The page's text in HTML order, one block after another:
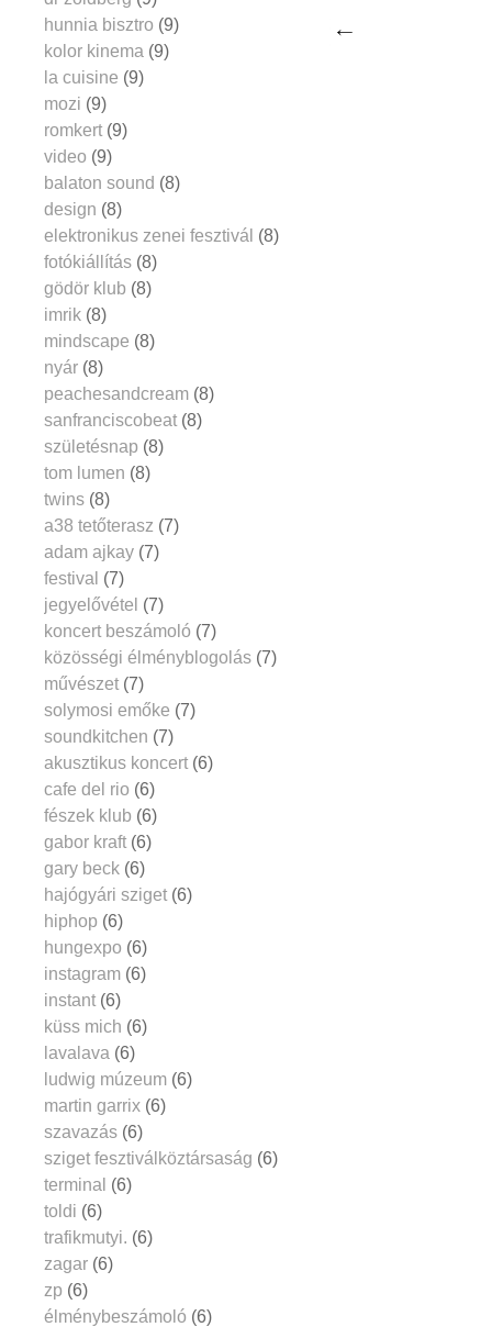
hunnia bisztro (9)
kolor kinema (9)
la cuisine (9)
mozi (9)
romkert (9)
video (9)
balaton sound (8)
design (8)
elektronikus zenei fesztivál (8)
fotókiállítás (8)
gödör klub (8)
imrik (8)
mindscape (8)
nyár (8)
peachesandcream (8)
sanfranciscobeat (8)
születésnap (8)
tom lumen (8)
twins (8)
a38 tetőterasz (7)
adam ajkay (7)
festival (7)
jegyelővétel (7)
koncert beszámoló (7)
közösségi élményblogolás (7)
művészet (7)
solymosi emőke (7)
soundkitchen (7)
akusztikus koncert (6)
cafe del rio (6)
fészek klub (6)
gabor kraft (6)
gary beck (6)
hajógyári sziget (6)
hiphop (6)
hungexpo (6)
instagram (6)
instant (6)
küss mich (6)
lavalava (6)
ludwig múzeum (6)
martin garrix (6)
szavazás (6)
sziget fesztiválköztársaság (6)
terminal (6)
toldi (6)
trafikmutyi. (6)
zagar (6)
zp (6)
élménybeszámoló (6)